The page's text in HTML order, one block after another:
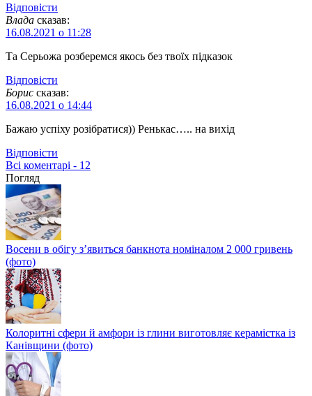
Відповіcти
Влада сказав:
16.08.2021 о 11:28
Та Серьожа розберемся якось без твоїх підказок
Відповіcти
Борис сказав:
16.08.2021 о 14:44
Бажаю успіху розібратися)) Ренькас….. на вихід
Відповіcти
Всі коментарі - 12
Погляд
Восени в обігу з’явиться банкнота номіналом 2 000 гривень
(фото)
Колоритні сфери й амфори із глини виготовляє керамістка із
Канівщини (фото)